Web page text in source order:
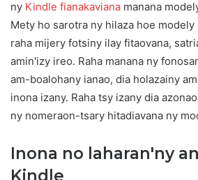
ny Kindle fianakaviana manana
Mety ho sarotra ny hilaza hoe modely
raha mijery fotsiny ilay fitaovana,
amin'izy ireo. Raha manana ny
am-boalohany ianao, dia holazainy
inona izany. Raha tsy izany dia
ny nomeraon-tsary hitadiavana ny
Inona no laharan'ny
Kindle